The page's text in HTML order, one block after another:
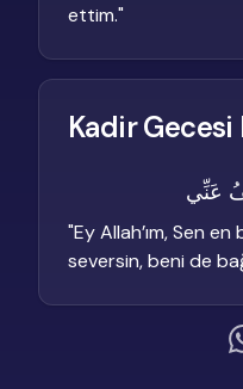
ettim."
Kadir Gecesi
عَنِّي
"Ey Allah’ım, Sen en
seversin, beni de